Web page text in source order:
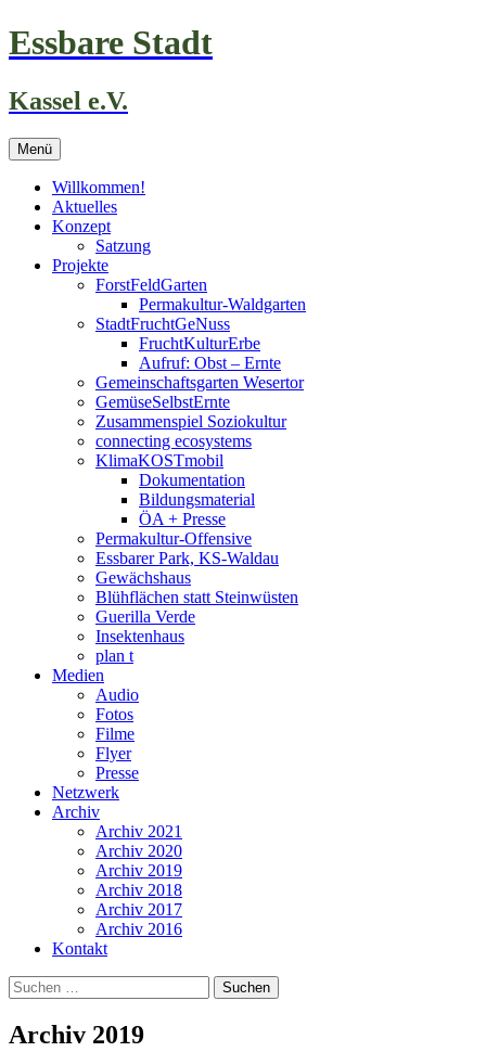
Zum
Inhalt
Essbare Stadt
Kassel e.V.
Menü
Willkommen!
Aktuelles
Konzept
Satzung
Projekte
ForstFeldGarten
Permakultur-Waldgarten
StadtFruchtGeNuss
FruchtKulturErbe
Aufruf: Obst – Ernte
Gemeinschaftsgarten Wesertor
GemüseSelbstErnte
Zusammenspiel Soziokultur
connecting ecosystems
KlimaKOSTmobil
Dokumentation
Bildungsmaterial
ÖA + Presse
Permakultur-Offensive
Essbarer Park, KS-Waldau
Gewächshaus
Blühflächen statt Steinwüsten
Guerilla Verde
Insektenhaus
plan t
Medien
Audio
Fotos
Filme
Flyer
Presse
Netzwerk
Archiv
Archiv 2021
Archiv 2020
Archiv 2019
Archiv 2018
Archiv 2017
Archiv 2016
Kontakt
Suchen
nach:
Archiv 2019